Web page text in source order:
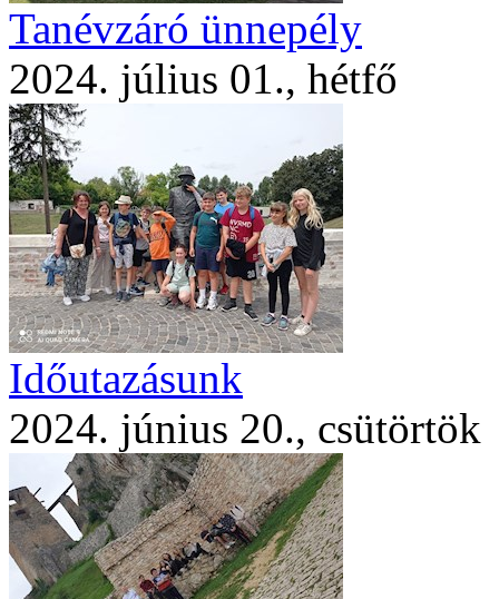
Tanévzáró ünnepély
2024. július 01., hétfő
Időutazásunk
2024. június 20., csütörtök